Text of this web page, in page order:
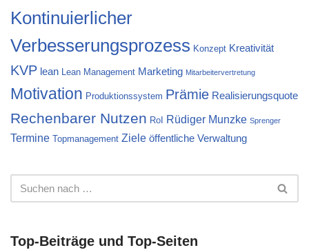
Kontinuierlicher
Verbesserungsprozess Konzept Kreativität
KVP lean Lean Management Marketing Mitarbeitervertretung
Motivation Produktionssystem Prämie Realisierungsquote
Rechenbarer Nutzen RoI Rüdiger Munzke Sprenger
Termine Topmanagement Ziele öffentliche Verwaltung
Top-Beiträge und Top-Seiten